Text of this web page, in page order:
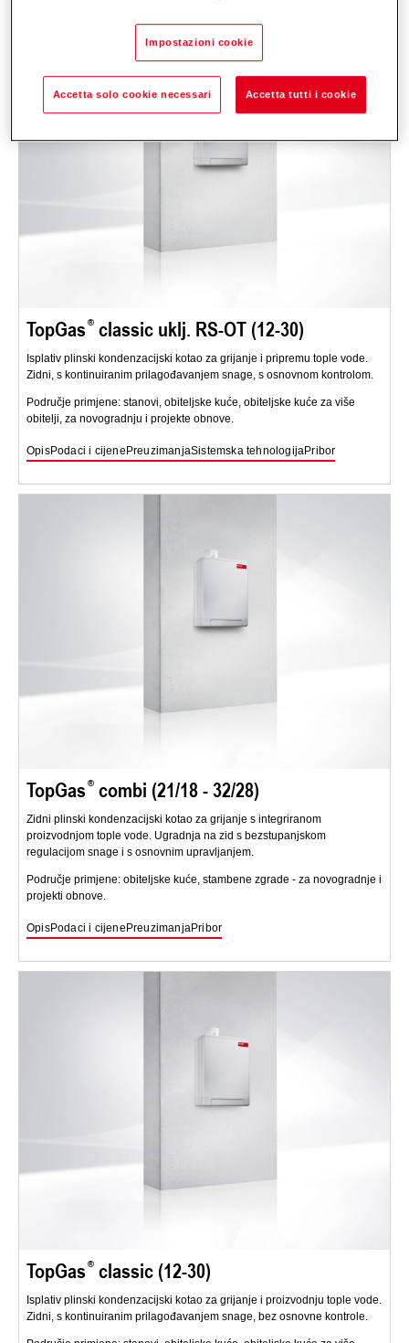
TopGas classic uklj. RS-OT (12-30)
Isplativ plinski kondenzacijski kotao za grijanje i pripremu tople vode.
Zidni, s kontinuiranim prilagođavanjem snage, s osnovnom kontrolom.
Područje primjene: stanovi, obiteljske kuće, obiteljske kuće za više
obitelji, za novogradnju i projekte obnove.
OpisPodaci i cijenePreuzimanjaSistemska tehnologijaPribor
TopGas combi (21/18 - 32/28)
Zidni plinski kondenzacijski kotao za grijanje s integriranom
proizvodnjom tople vode. Ugradnja na zid s bezstupanjskom
regulacijom snage i s osnovnim upravljanjem.
Područje primjene: obiteljske kuće, stambene zgrade - za novogradnje i
projekti obnove.
OpisPodaci i cijenePreuzimanjaPribor
TopGas classic (12-30)
Isplativ plinski kondenzacijski kotao za grijanje i proizvodnju tople vode.
Zidni, s kontinuiranim prilagođavanjem snage, bez osnovne kontrole.
Impostazioni cookie
Accetta solo cookie necessari Accetta tutti i cookie